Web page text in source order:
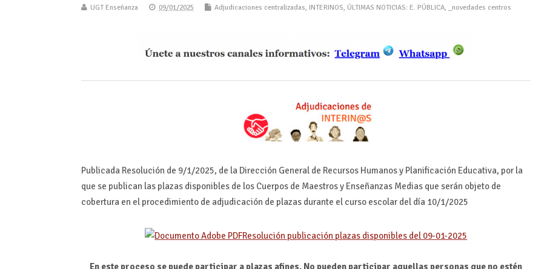
UGT Enseñanza 09/01/2025 Adjudicaciones centralizadas, INTERINOS, ÚLTIMAS NOTICIAS: E. PÚBLICA, _novedades centros
Publicada Resolución de 9/1/2025, de la Dirección General de Recursos Humanos y Planificación Educativa, por la
que se publican las plazas disponibles de los Cuerpos de Maestros y Enseñanzas Medias que serán objeto de
cobertura en el procedimiento de adjudicación de plazas durante el curso escolar del día 10/1/2025
Resolución publicación plazas disponibles del 09-01-2025
En este proceso se puede participar a plazas afines. No pueden participar aquellas personas que no estén